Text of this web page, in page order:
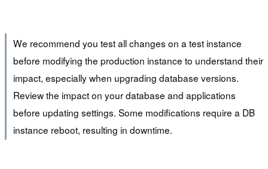
We recommend you test all changes on a test instance
before modifying the production instance to understand their
impact, especially when upgrading database versions.
Review the impact on your database and applications
before updating settings. Some modifications require a DB
instance reboot, resulting in downtime.